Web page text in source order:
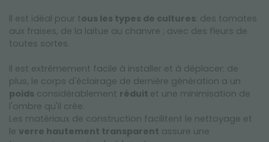
Il est idéal pour tous les types de cultures: des tomates
aux fraises, de la laitue au chanvre ; avec des fleurs de
toutes sortes.
Il est extrêmement facile à installer et à déplacer: de
plus, le corps d'éclairage de dernière génération a un
poids considérablement réduit et une minimisation de
l'ombre qu'il crée.
Les matériaux de construction facilitent le nettoyage et
le verre hautement transparent assure une